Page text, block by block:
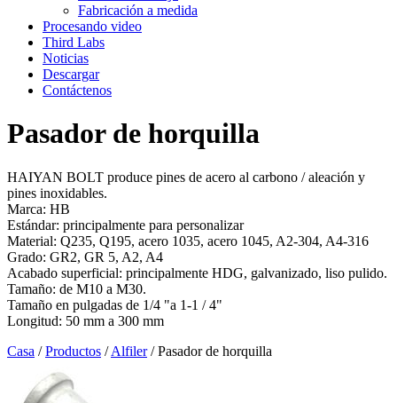
Fabricación a medida
Procesando video
Third Labs
Noticias
Descargar
Contáctenos
Pasador de horquilla
HAIYAN BOLT produce pines de acero al carbono / aleación y
pines inoxidables.
Marca: HB
Estándar: principalmente para personalizar
Material: Q235, Q195, acero 1035, acero 1045, A2-304, A4-316
Grado: GR2, GR 5, A2, A4
Acabado superficial: principalmente HDG, galvanizado, liso pulido.
Tamaño: de M10 a M30.
Tamaño en pulgadas de 1/4 "a 1-1 / 4"
Longitud: 50 mm a 300 mm
Casa /Productos /Alfiler/Pasador de horquilla